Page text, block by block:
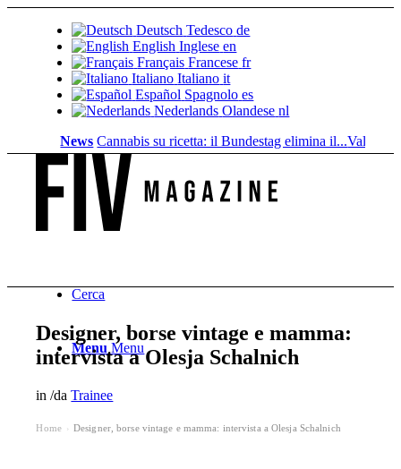
Deutsch Tedesco de
English Inglese en
Français Francese fr
Italiano Italiano it
Español Spagnolo es
Nederlands Olandese nl
News Cannabis su ricetta: il Bundestag elimina il...Valore
Cerca
Menu Menu
Designer, borse vintage e mamma:
intervista a Olesja Schalnich
in/daTrainee
Home Designer, borse vintage e mamma: intervista a Olesja Schalnich